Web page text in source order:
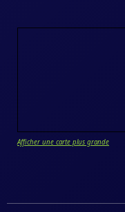
Afficher une carte plus grande